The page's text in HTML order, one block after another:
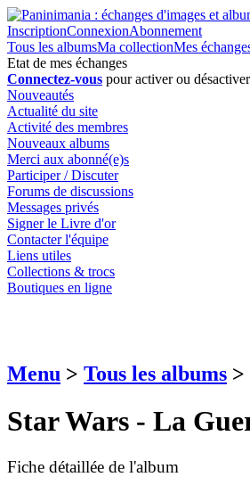
InscriptionConnexionAbonnement
Tous les albumsMa collectionMes
Etat de mes échanges
Connectez-vous pour activer ou
Nouveautés
Actualité du site
Activité des membres
Nouveaux albums
Merci aux abonné(e)s
Participer / Discuter
Forums de discussions
Messages privés
Signer le Livre d'or
Contacter l'équipe
Liens utiles
Collections & trocs
Boutiques en ligne
Menu > Tous les albums >
Star Wars - La
Fiche détaillée de l'album